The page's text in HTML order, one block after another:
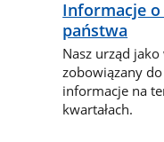
Informacje
państwa
Nasz urząd
zobowiązany
informacje na
kwartałach.